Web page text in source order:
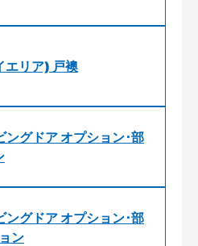
リア) 戸襖
グドア オプション･部
グドア オプション･部
ン